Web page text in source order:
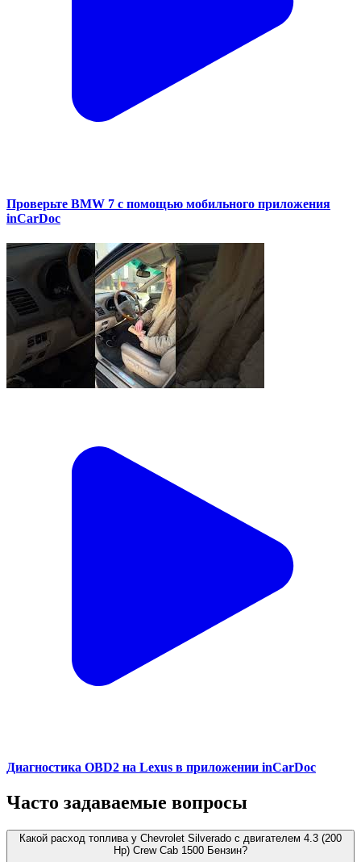
Проверьте BMW 7 с помощью мобильного приложения
inCarDoc
Диагностика OBD2 на Lexus в приложении inCarDoc
Часто задаваемые вопросы
Какой расход топлива у Chevrolet Silverado с двигателем 4.3 (200
Hp) Crew Cab 1500 Бензин?